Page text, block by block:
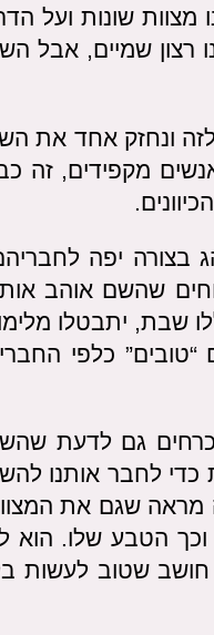
שונות ועל
רצון שמיים, אבל
ונחזק אחד את
מקפידים, זה
בצורה יפה
שהשם אוהב
שבת, יתבטלו
“טובים” כלפי
גם לדעת
כדי לחבר אותנו
מראה שגם את
וכך הטבע שלו. הוא
שטוב לעשות